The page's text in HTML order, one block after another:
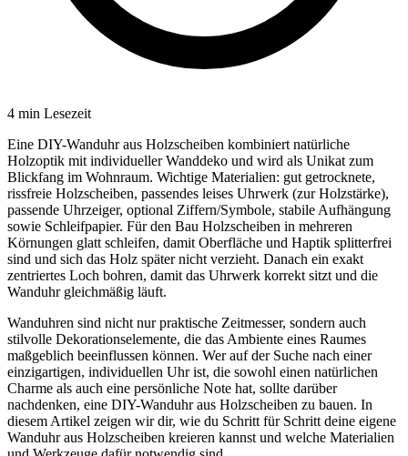
4 min Lesezeit
Eine DIY-Wanduhr aus Holzscheiben kombiniert natürliche
Holzoptik mit individueller Wanddeko und wird als Unikat zum
Blickfang im Wohnraum. Wichtige Materialien: gut getrocknete,
rissfreie Holzscheiben, passendes leises Uhrwerk (zur Holzstärke),
passende Uhrzeiger, optional Ziffern/Symbole, stabile Aufhängung
sowie Schleifpapier. Für den Bau Holzscheiben in mehreren
Körnungen glatt schleifen, damit Oberfläche und Haptik splitterfrei
sind und sich das Holz später nicht verzieht. Danach ein exakt
zentriertes Loch bohren, damit das Uhrwerk korrekt sitzt und die
Wanduhr gleichmäßig läuft.
Wanduhren sind nicht nur praktische Zeitmesser, sondern auch
stilvolle Dekorationselemente, die das Ambiente eines Raumes
maßgeblich beeinflussen können. Wer auf der Suche nach einer
einzigartigen, individuellen Uhr ist, die sowohl einen natürlichen
Charme als auch eine persönliche Note hat, sollte darüber
nachdenken, eine DIY-Wanduhr aus Holzscheiben zu bauen. In
diesem Artikel zeigen wir dir, wie du Schritt für Schritt deine eigene
Wanduhr aus Holzscheiben kreieren kannst und welche Materialien